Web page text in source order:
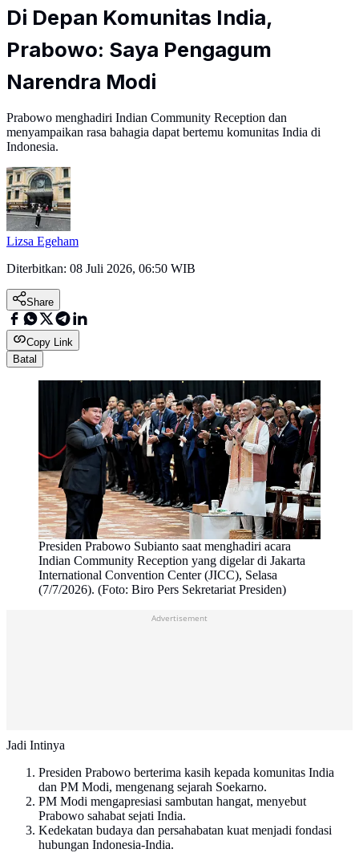
Di Depan Komunitas India,
Prabowo: Saya Pengagum
Narendra Modi
Prabowo menghadiri Indian Community Reception dan
menyampaikan rasa bahagia dapat bertemu komunitas India di
Indonesia.
Lizsa Egeham
Diterbitkan: 08 Juli 2026, 06:50 WIB
Share
Copy Link
Batal
Presiden Prabowo Subianto saat menghadiri acara
Indian Community Reception yang digelar di Jakarta
International Convention Center (JICC), Selasa
(7/7/2026). (Foto: Biro Pers Sekretariat Presiden)
Advertisement
Jadi Intinya
Presiden Prabowo berterima kasih kepada komunitas India
dan PM Modi, mengenang sejarah Soekarno.
PM Modi mengapresiasi sambutan hangat, menyebut
Prabowo sahabat sejati India.
Kedekatan budaya dan persahabatan kuat menjadi fondasi
hubungan Indonesia-India.